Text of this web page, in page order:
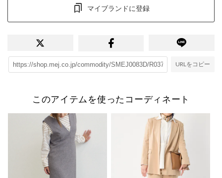
マイブランドに登録
URLをコピー
このアイテムを使ったコーディネート